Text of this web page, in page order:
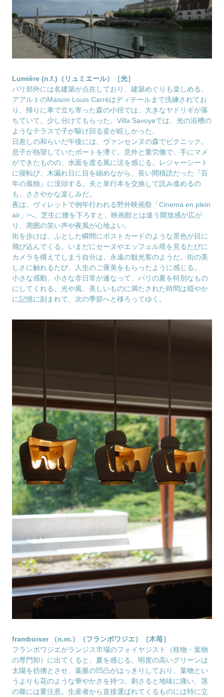
Lumière (n.f.)（リュミエール）［光］
パリ郊外には名建築が点在しており、建築めぐりも楽しめる。
アアルトのMaison Louis Carréはディテールまで洗練されてお
り、帰りに車で立ち寄った森の小径では、大きなヤドリギが落
ちていて、少し分けてもらった。Villa Savoyeでは、光の浴槽の
ようなテラスで子が駆け回る姿が眩しかった。
日差しの和らいだ午後には、ヴァンセンヌの森でピクニック。
息子が熱望していたボートを漕ぐ。意外と重労働で、手にマメ
ができたものの、水面を渡る風に涼を感じる。レジャーシート
に寝転び、木漏れ日に目を細めながら、長い間積読だった『百
年の孤独』に没頭する。夫と単行本を交換して読み進めるの
も、ささやかな楽しみだ。
夜は、ヴィレットで例年行われる野外映画祭「Cinema en plein
air」へ。芝生に腰を下ろすと、映画館とは違う開放感が広が
り、周囲の笑い声や夜風が心地よい。
街を歩けば、ふとした瞬間にポストカードのような景色が目に
飛び込んでくる。いまだにセーヌやエッフェル塔を見るたびに
カメラを構えてしまう自分は、永遠の観光客のようだ。街の美
しさに触れるたび、人生のご褒美をもらったように感じる。
小さな感動、小さな非日常が連なって、パリの夏を特別なもの
にしてくれる。光や風、美しいものに満たされた時間は穏やか
に記憶に刻まれて、次の季節へと移ろってゆく。
framboiser （n.m.）（フランボワジエ）［木苺］
フランボワジエがランジス市場のフォイヤジスト（枝物・葉物
の専門卸）に出てくると、夏を感じる。明度の高いグリーンは
太陽を彷彿とさせ、葉脈の凹凸がはっきりしており、葉物とい
うよりも花のような華やかさを持つ。刺さると地味に痛い、茎
の棘には要注意。生産者から直接運ばれてくるものには特に立